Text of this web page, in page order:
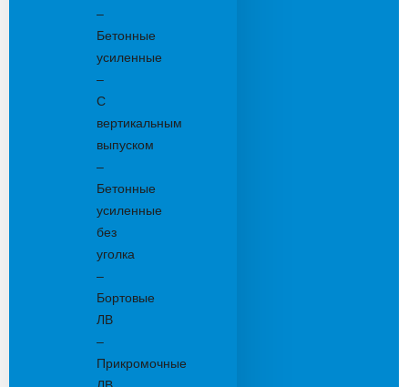
–
Бетонные
усиленные
–
С
вертикальным
выпуском
–
Бетонные
усиленные
без
уголка
–
Бортовые
ЛВ
–
Прикромочные